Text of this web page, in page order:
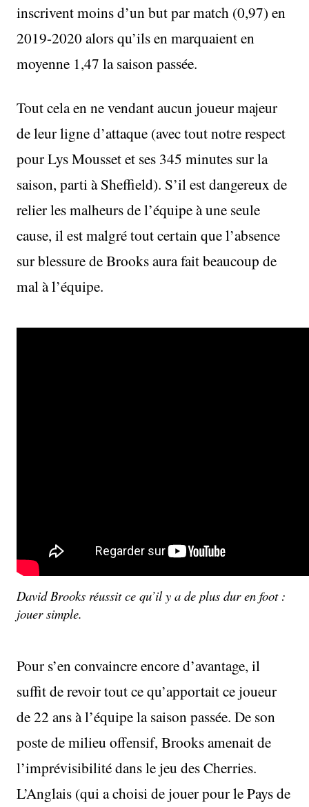
inscrivent moins d’un but par match (0,97) en
2019-2020 alors qu’ils en marquaient en
moyenne 1,47 la saison passée.
Tout cela en ne vendant aucun joueur majeur
de leur ligne d’attaque (avec tout notre respect
pour Lys Mousset et ses 345 minutes sur la
saison, parti à Sheffield). S’il est dangereux de
relier les malheurs de l’équipe à une seule
cause, il est malgré tout certain que l’absence
sur blessure de Brooks aura fait beaucoup de
mal à l’équipe.
David Brooks réussit ce qu’il y a de plus dur en foot :
jouer simple.
Pour s’en convaincre encore d’avantage, il
suffit de revoir tout ce qu’apportait ce joueur
de 22 ans à l’équipe la saison passée. De son
poste de milieu offensif, Brooks amenait de
l’imprévisibilité dans le jeu des Cherries.
L’Anglais (qui a choisi de jouer pour le Pays de